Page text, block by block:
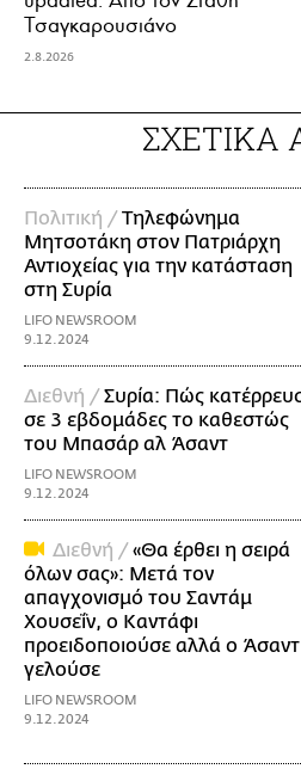
Τσαγκαρουσιάνο
2.8.2026
ΣΧΕΤΙΚΑ
Πολιτική /Τηλεφώνημα
Μητσοτάκη στον Πατριάρχη
Αντιοχείας για την κατάσταση
στη Συρία
LIFO NEWSROOM
9.12.2024
Διεθνή /Συρία: Πώς
σε 3 εβδομάδες το καθεστώς
του Μπασάρ αλ Άσαντ
LIFO NEWSROOM
9.12.2024
Διεθνή /«Θα έρθει η σειρά
όλων σας»: Μετά τον
απαγχονισμό του Σαντάμ
Χουσεΐν, ο Καντάφι
προειδοποιούσε αλλά ο Άσαντ
γελούσε
LIFO NEWSROOM
9.12.2024